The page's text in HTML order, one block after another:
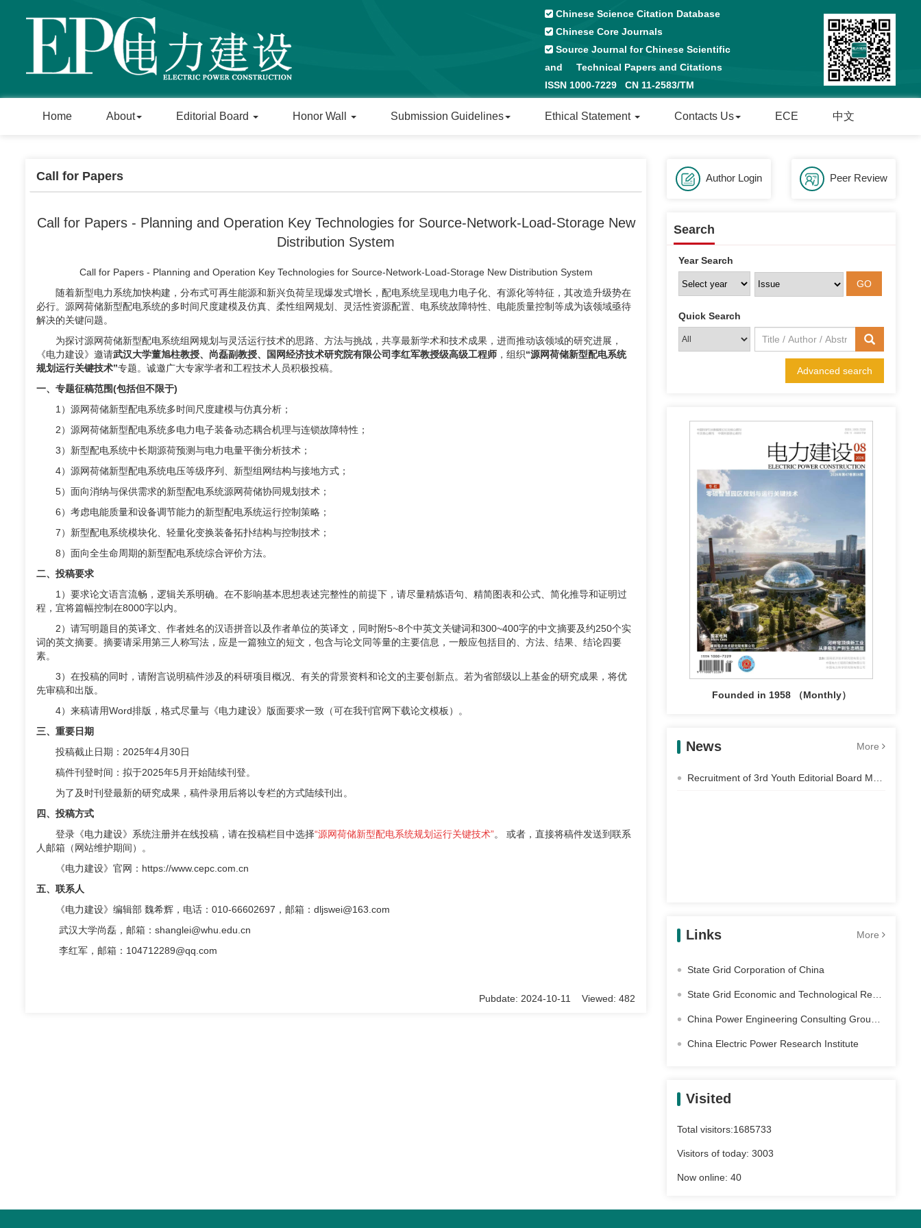
Chinese Science Citation Database
Chinese Core Journals
Source Journal for Chinese Scientific
and Technical Papers and Citations
ISSN 1000-7229 CN 11-2583/TM
Home About Editorial Board Honor Wall Submission Guidelines Ethical Statement Contacts Us ECE 中文
Call for Papers
Call for Papers - Planning and Operation Key Technologies for Source-Network-Load-Storage New
Distribution System
Call for Papers - Planning and Operation Key Technologies for Source-Network-Load-Storage New Distribution System
随着新型电力系统加快构建，分布式可再生能源和新兴负荷呈现爆发式增长，配电系统呈现电力电子化、有源化等特征，其改造升级势在
必行。源网荷储新型配电系统的多时间尺度建模及仿真、柔性组网规划、灵活性资源配置、电系统故障特性、电能质量控制等成为该领域亟待
解决的关键问题。
为探讨源网荷储新型配电系统组网规划与灵活运行技术的思路、方法与挑战，共享最新学术和技术成果，进而推动该领域的研究进展，
《电力建设》邀请武汉大学董旭柱教授、尚磊副教授、国网经济技术研究院有限公司李红军教授级高级工程师 ，组织“源网荷储新型配电系统
规划运行关键技术”专题。诚邀广大专家学者和工程技术人员积极投稿。
一、专题征稿范围(包括但不限于)
1）源网荷储新型配电系统多时间尺度建模与仿真分析；
2）源网荷储新型配电系统多电力电子装备动态耦合机理与连锁故障特性；
3）新型配电系统中长期源荷预测与电力电量平衡分析技术；
4）源网荷储新型配电系统电压等级序列、新型组网结构与接地方式；
5）面向消纳与保供需求的新型配电系统源网荷储协同规划技术；
6）考虑电能质量和设备调节能力的新型配电系统运行控制策略；
7）新型配电系统模块化、轻量化变换装备拓扑结构与控制技术；
8）面向全生命周期的新型配电系统综合评价方法。
二、投稿要求
1）要求论文语言流畅，逻辑关系明确。在不影响基本思想表述完整性的前提下，请尽量精炼语句、精简图表和公式、简化推导和证明过
程，宜将篇幅控制在8000字以内。
2）请写明题目的英译文、作者姓名的汉语拼音以及作者单位的英译文，同时附5~8个中英文关键词和300~400字的中文摘要及约250个实
词的英文摘要。摘要请采用第三人称写法，应是一篇独立的短文，包含与论文同等量的主要信息，一般应包括目的、方法、结果、结论四要
素。
3）在投稿的同时，请附言说明稿件涉及的科研项目概况、有关的背景资料和论文的主要创新点。若为省部级以上基金的研究成果，将优
先审稿和出版。
4）来稿请用Word排版，格式尽量与《电力建设》版面要求一致（可在我刊官网下载论文模板）。
三、重要日期
投稿截止日期： 2025年4月30日
稿件刊登时间：拟于2025年5月开始陆续刊登。
为了及时刊登最新的研究成果，稿件录用后将以专栏的方式陆续刊出。
四、投稿方式
登录《电力建设》系统注册并在线投稿，请在投稿栏目中选择“源网荷储新型配电系统规划运行关键技术”。 或者，直接将稿件发送到联系
人邮箱（网站维护期间）。
《电力建设》官网： https://www.cepc.com.cn
五、联系人
《电力建设》编辑部 魏希辉，电话： 010-66602697 ，邮箱： dljswei@163.com
武汉大学尚磊，邮箱： shanglei@whu.edu.cn
李红军，邮箱： 104712289@qq.com
Pubdate: 2024-10-11 Viewed: 482
Author Login Peer Review
Search
Year Search
Quick Search
Advanced search
Founded in 1958 （Monthly）
News More
Recruitment of 3rd Youth Editorial Board Members of Electric Power Construction
Links More
State Grid Corporation of China
State Grid Economic and Technological Research Institute Co. Ltd
China Power Engineering Consulting Group Co., Ltd
China Electric Power Research Institute
Visited
Total visitors:1685733
Visitors of today: 3003
Now online: 40